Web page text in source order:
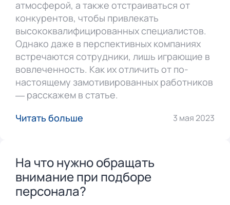
атмосферой, а также отстраиваться от
конкурентов, чтобы привлекать
высококвалифицированных специалистов.
Однако даже в перспективных компаниях
встречаются сотрудники, лишь играющие в
вовлеченность. Как их отличить от по-
настоящему замотивированных работников
— расскажем в статье.
Читать больше
3 мая 2023
На что нужно обращать
внимание при подборе
персонала?